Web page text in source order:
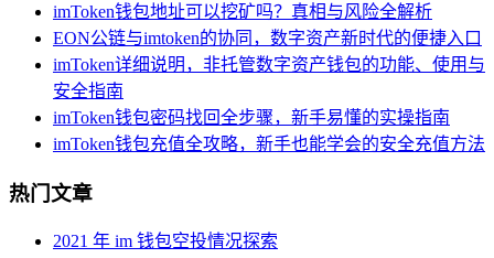
imToken钱包地址可以挖矿吗？真相与风险全解析
EON公链与imtoken的协同，数字资产新时代的便捷入口
imToken详细说明，非托管数字资产钱包的功能、使用与
安全指南
imToken钱包密码找回全步骤，新手易懂的实操指南
imToken钱包充值全攻略，新手也能学会的安全充值方法
热门文章
2021 年 im 钱包空投情况探索